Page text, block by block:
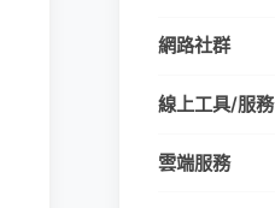
網路社群
線上工具/服務
雲端服務